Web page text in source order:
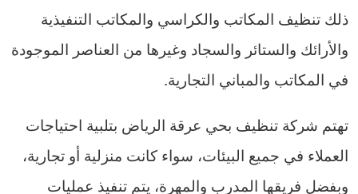
ذلك تنظيف المكاتب والكراسي والمكاتب التنفيذية
والأرائك والستائر والسجاد وغيرها من العناصر الموجودة
في المكاتب والمباني التجارية.
تهتم شركة تنظيف بحي عرقة الرياض بتلبية احتياجات
العملاء في جميع البيئات، سواء كانت منزلية أو تجارية،
وبفضل فريقها المدرب والمهرة، يتم تنفيذ عمليات